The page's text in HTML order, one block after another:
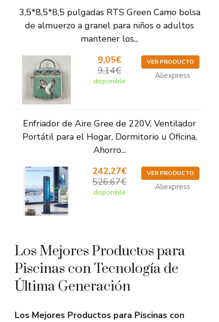
3,5*8,5*8,5 pulgadas RTS Green Camo bolsa
de almuerzo a granel para niños o adultos
mantener los...
9,05€
9,14€
disponible
VER PRODUCTO
Aliexpress
Enfriador de Aire Gree de 220V, Ventilador
Portátil para el Hogar, Dormitorio u Oficina,
Ahorro...
242,27€
526,67€
disponible
VER PRODUCTO
Aliexpress
Los Mejores Productos para
Piscinas con Tecnología de
Última Generación
Los Mejores Productos para Piscinas con